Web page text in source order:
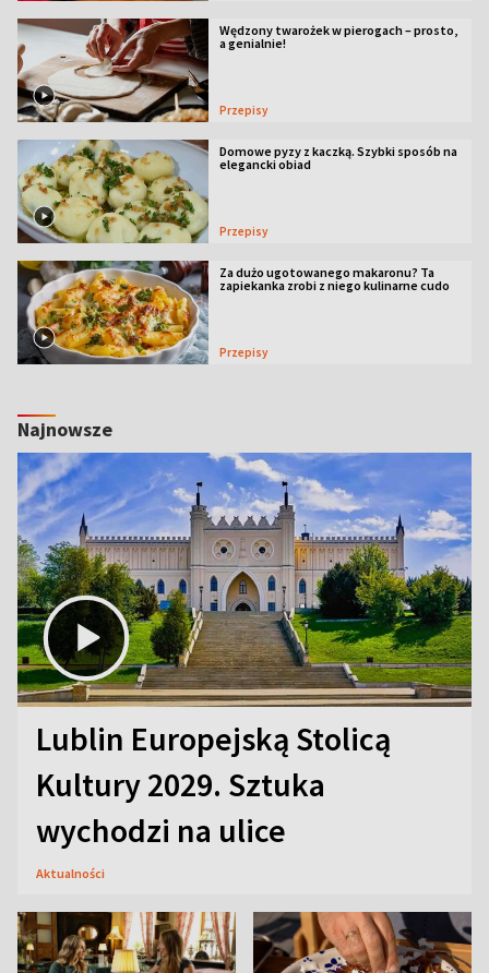
Wędzony twarożek w pierogach – prosto,
a genialnie!
Przepisy
Domowe pyzy z kaczką. Szybki sposób na
elegancki obiad
Przepisy
Za dużo ugotowanego makaronu? Ta
zapiekanka zrobi z niego kulinarne cudo
Przepisy
Najnowsze
Lublin Europejską Stolicą
Kultury 2029. Sztuka
wychodzi na ulice
Aktualności